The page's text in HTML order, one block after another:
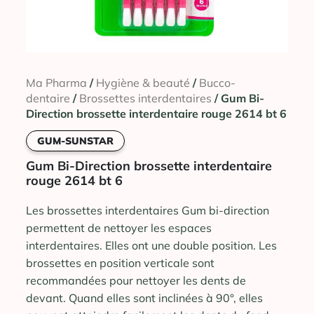
Ma Pharma / Hygiène & beauté / Bucco-
dentaire / Brossettes interdentaires / Gum Bi-
Direction brossette interdentaire rouge 2614 bt 6
GUM-SUNSTAR
Gum Bi-Direction brossette interdentaire
rouge 2614 bt 6
Les brossettes interdentaires Gum bi-direction
permettent de nettoyer les espaces
interdentaires. Elles ont une double position. Les
brossettes en position verticale sont
recommandées pour nettoyer les dents de
devant. Quand elles sont inclinées à 90°, elles